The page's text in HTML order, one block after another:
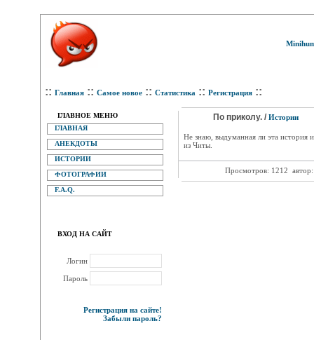
:: Главная :: Самое новое :: Статистика :: Регистрация ::
ГЛАВНОЕ МЕНЮ
ГЛАВНАЯ
АНЕКДОТЫ
ИСТОРИИ
ФОТОГРАФИИ
F.A.Q.
ВХОД НА САЙТ
Логин
Пароль
Регистрация на сайте!
Забыли пароль?
По приколу. / Истории
Не знаю, выдуманная ли эта история
из Читы.
Просмотров: 1212